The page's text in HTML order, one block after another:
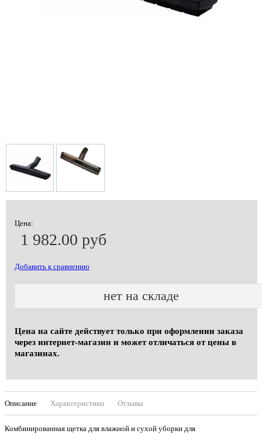
Цена:
1 982.00 руб
Добавить к сравнению
нет на складе
Цена на сайте действует только при оформлении заказа
через интернет-магазин и может отличаться от цены в
магазинах.
Описание Характеристики Отзывы
Комбинированная щетка для влажной и сухой уборки для